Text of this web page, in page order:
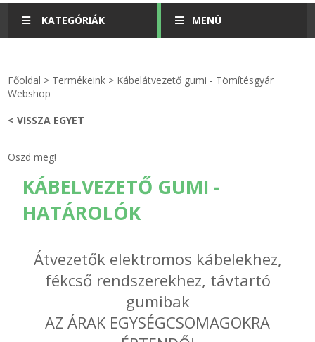
KATEGÓRIÁK
GÉPÉSZET-PÉBÉ-gáz - KÉSZLETEK
TÖMÍTŐ TÁBLA - SZIGETELŐ LEMEZ
GUMILEMEZ - FILC - HÓTOLÓ
TÖMÍTŐ ZSINÓR - RAGASZTÓ
MENÜ
videók
Rólunk
Hírek
Kapcsolat
ÁSZF
Főoldal > Termékeink > Kábelátvezető gumi - Tömítésgyár
Webshop
< VISSZA EGYET
Oszd meg!
KÁBELVEZETŐ GUMI -
HATÁROLÓK
Átvezetők elektromos kábelekhez,
fékcső rendszerekhez, távtartó
gumibak
AZ ÁRAK EGYSÉGCSOMAGOKRA